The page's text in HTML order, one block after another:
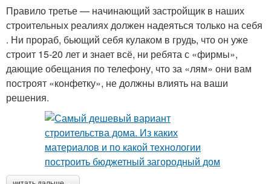
Правило третье — начинающий застройщик в наших
строительных реалиях должен надеяться только на себя
. Ни прораб, бьющий себя кулаком в грудь, что он уже
строит 15-20 лет и знает всё, ни ребята с «фирмы»,
дающие обещания по телефону, что за «лям» они вам
построят «конфетку», не должны влиять на ваши
решения.